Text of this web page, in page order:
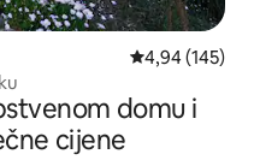
prosječna
4,94 (145)
domu i
cijene